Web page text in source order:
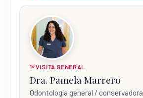
1ª VISITA GENERAL
Dra. Pamela Marrero
Odontología general / conservadora